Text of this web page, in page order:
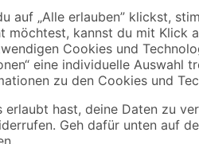
Aerosol. Flüssigkeit und Dampf
kann bei Erwärmung bersten.
Kontakt kann zu
oder Kennzeichnungsetikett
Nicht rauchen. Nicht